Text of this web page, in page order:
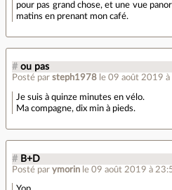
pour pas grand chose, et une vue
matins en prenant mon café.
# ou pas
Posté par steph1978 le 09 août 2019
Je suis à quinze minutes en vélo.
Ma compagne, dix min à pieds.
# B+D
Posté par ymorin le 09 août 2019 à